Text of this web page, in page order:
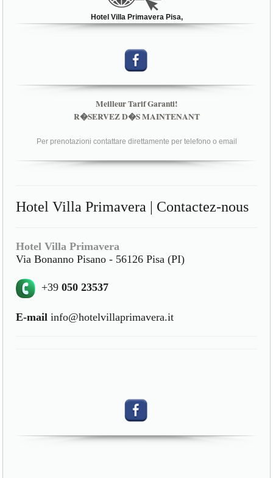
Hotel Villa Primavera Pisa,
Meilleur Tarif Garanti!
R�SERVEZ D�S MAINTENANT
Per prenotazioni contattare direttamente per telefono o email
Hotel Villa Primavera | Contactez-nous
Hotel Villa Primavera
Via Bonanno Pisano - 56126 Pisa (PI)
+39050 23537
E-mail info@hotelvillaprimavera.it